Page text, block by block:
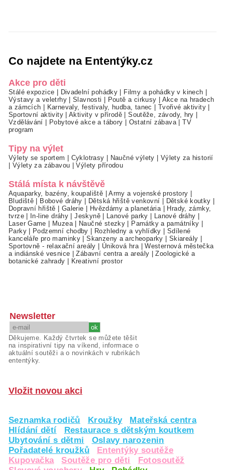
Co najdete na Ententýky.cz
Akce pro děti
Stálé expozice Divadelní pohádky Filmy a pohádky v kinech
Výstavy a veletrhy|Slavnosti Poutě a cirkusy
Akce na hradech
a zámcích
Karnevaly, festivaly, hudba, tanec Tvořivé aktivity
Sportovní aktivity|Aktivity v přírodě |Soutěže, závody, hry
Vzdělávání
Pobytové akce a tábory Ostatní zábava |TV
program
Tipy na výlet
Výlety se sportem Cyklotrasy Naučné výlety
Výlety za historií
Výlety za zábavou |Výlety přírodou
Stálá místa k návštěvě
Aquaparky, bazény, koupaliště |Army a vojenské prostory
Bludiště
Bobové dráhy Dětská hřiště venkovní Dětské koutky
Dopravní hřiště
Galerie Hvězdárny a planetária
Hrady, zámky,
tvrze| In-line dráhy |Jeskyně| Lanové parky Lanové dráhy
Laser Game
Muzea| Naučné stezky Památky a památníky
Parky| Podzemní chodby Rozhledny a vyhlídky
Sdílené
kanceláře pro maminky |Skanzeny a archeoparky Skiareály
Sportovně - relaxační areály
Úniková hra |Westernová městečka
a indiánské vesnice |Zábavní centra a areály |Zoologické a
botanické zahrady
Kreativní prostor
Newsletter
Děkujeme. Každý čtvrtek se můžete těšit
na inspirativní tipy na víkend, informace o
aktuální soutěži a o novinkách v rubrikách
ententýky.
Vložit novou akci
Seznamka rodičů Kroužky
Mateřská centra
Hlídání dětí
Restaurace s dětským koutkem
Ubytování s dětmi
Oslavy narozenin
Pořadatelé kroužků
Ententýky soutěže
Kupovačka
Soutěže pro děti
Fotosoutěž